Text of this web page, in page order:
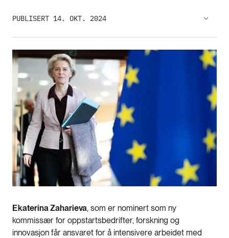
PUBLISERT 14. OKT. 2024
Ekaterina Zaharieva, som er nominert som ny
kommissær for oppstartsbedrifter, forskning og
innovasjon får ansvaret for å intensivere arbeidet med